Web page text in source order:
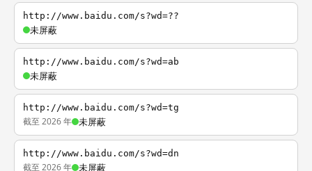
http://www.baidu.com/s?wd=??
未屏蔽
http://www.baidu.com/s?wd=ab
未屏蔽
http://www.baidu.com/s?wd=tg
截至 2026 年 未屏蔽
http://www.baidu.com/s?wd=dn
截至 2026 年 未屏蔽